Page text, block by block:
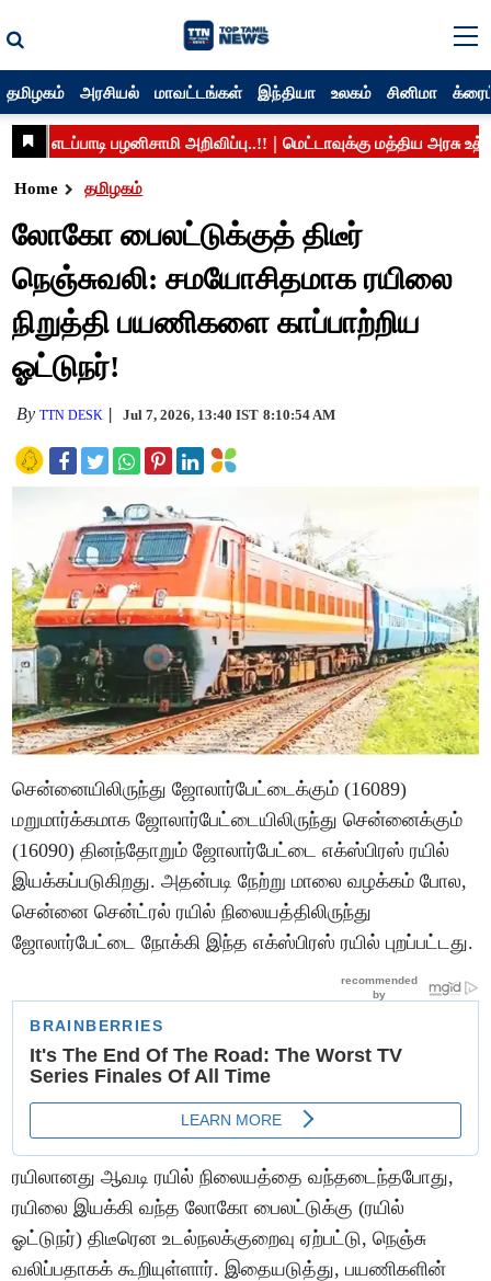
தமிழகம் அரசியல் மாவட்டங்கள் இந்தியா உலகம் சினிமா
Home தமிழகம்
லோகோ பைலட்டுக்குத் திடீர்
நெஞ்சுவலி: சமயோசிதமாக ரயிலை
நிறுத்தி பயணிகளை காப்பாற்றிய
ஓட்டுநர்!
ByTTN DESK Jul 7, 2026, 13:40 IST 8:10:54 AM
சென்னையிலிருந்து ஜோலார்பேட்டைக்கும் (16089)
மறுமார்க்கமாக ஜோலார்பேட்டையிலிருந்து சென்னைக்கும்
(16090) தினந்தோறும் ஜோலார்பேட்டை எக்ஸ்பிரஸ் ரயில்
இயக்கப்படுகிறது. அதன்படி நேற்று மாலை வழக்கம் போல,
சென்னை சென்ட்ரல் ரயில் நிலையத்திலிருந்து
ஜோலார்பேட்டை நோக்கி இந்த எக்ஸ்பிரஸ் ரயில் புறப்பட்டது.
ரயிலானது ஆவடி ரயில் நிலையத்தை வந்தடைந்தபோது,
ரயிலை இயக்கி வந்த லோகோ பைலட்டுக்கு (ரயில்
ஓட்டுநர்) திடீரென உடல்நலக்குறைவு ஏற்பட்டு, நெஞ்சு
வலிப்பதாகக் கூறியுள்ளார். இதையடுத்து, பயணிகளின்